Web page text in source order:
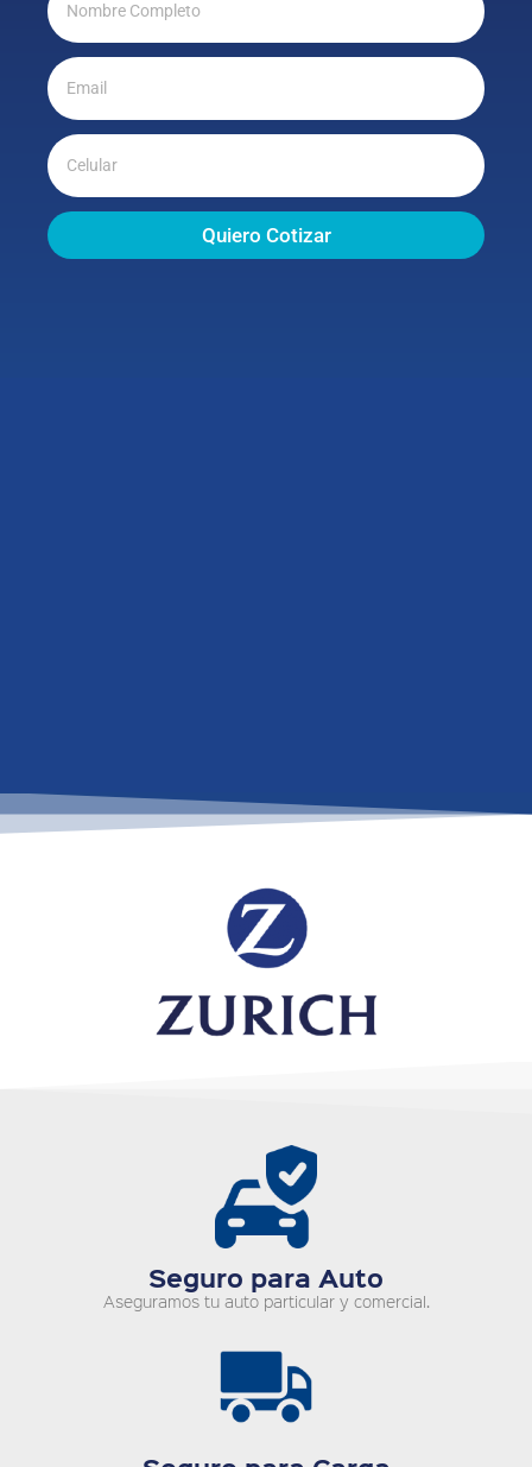
Quiero Cotizar
Seguro para Auto
Aseguramos tu auto particular y comercial.